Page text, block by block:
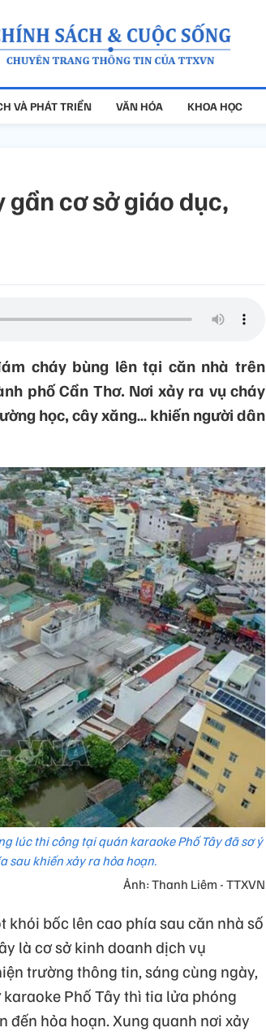
VÀ PHÁT TRIỂN VĂN HÓA KHOA HỌC
cơ sở giáo dục,
cháy bùng lên tại căn nhà trên
phố Cần Thơ. Nơi xảy ra vụ cháy
học, cây xăng… khiến người dân
lúc thi công tại quán karaoke Phố Tây đã sơ ý
sau khiến xảy ra hỏa hoạn.
Ảnh: Thanh Liêm - TTXVN
bốc lên cao phía sau căn nhà số
là cơ sở kinh doanh dịch vụ
trường thông tin, sáng cùng ngày,
Phố Tây thì tia lửa phóng
đến hỏa hoạn. Xung quanh nơi xảy